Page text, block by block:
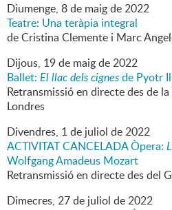
Diumenge, 8de maigde2022
Teatre: Una teràpia integral
de Cristina Clemente i Marc
Dijous, 19de maigde2022
Ballet: El llac dels cignesde Pyotr
Retransmissió en directe des de
Londres
Divendres, 1de juliol de2022
ACTIVITAT CANCELADA Òpera:
Wolfgang Amadeus Mozart
Retransmissió en directe des del
Dimecres, 27de juliol de2022